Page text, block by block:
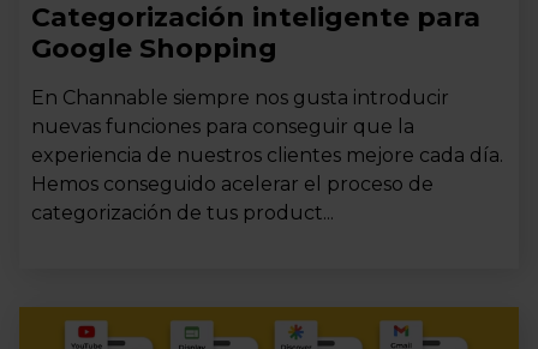
Categorización inteligente para
Google Shopping
En Channable siempre nos gusta introducir
nuevas funciones para conseguir que la
experiencia de nuestros clientes mejore cada día.
Hemos conseguido acelerar el proceso de
categorización de tus product...